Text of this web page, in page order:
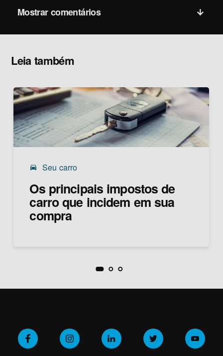
Mostrar comentários
Leia também
drive_eta Seu carro
Os principais impostos de
carro que incidem em sua
compra